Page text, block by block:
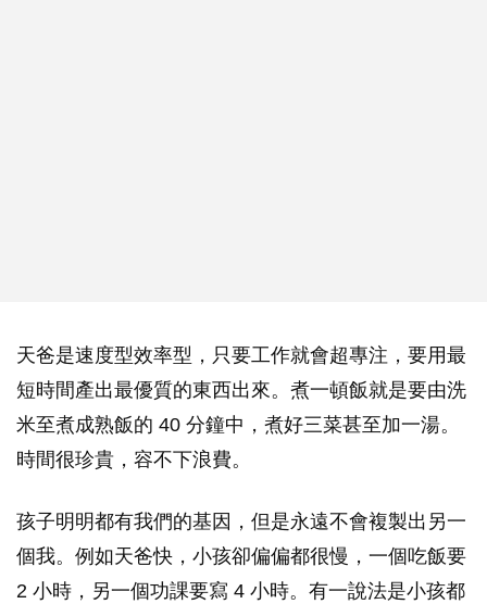
天爸是速度型效率型，只要工作就會超專注，要用最
短時間產出最優質的東西出來。煮一頓飯就是要由洗
米至煮成熟飯的 40 分鐘中，煮好三菜甚至加一湯。
時間很珍貴，容不下浪費。
孩子明明都有我們的基因，但是永遠不會複製出另一
個我。例如天爸快，小孩卻偏偏都很慢，一個吃飯要
2 小時，另一個功課要寫 4 小時。有一說法是小孩都